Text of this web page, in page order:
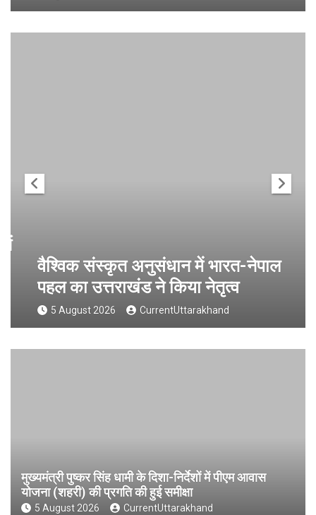
वैश्विक संस्कृत अनुसंधान में भारत-नेपाल
पहल का उत्तराखंड ने किया नेतृत्व
5 August 2026 CurrentUttarakhand
मुख्यमंत्री पुष्कर सिंह धामी के दिशा-निर्देशों में पीएम आवास
योजना (शहरी) की प्रगति की हुई समीक्षा
5 August 2026 CurrentUttarakhand